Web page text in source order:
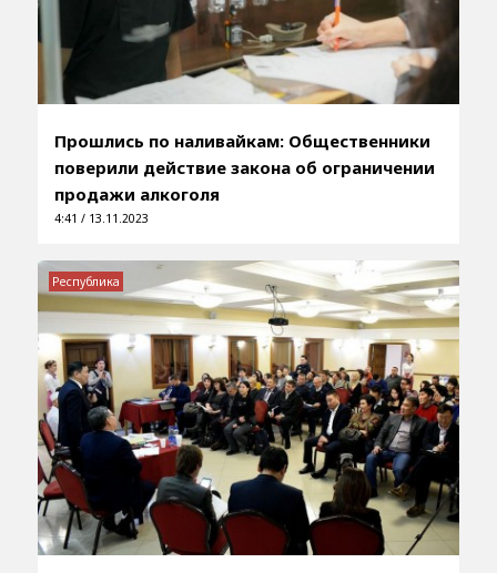
Прошлись по наливайкам: Общественники
поверили действие закона об ограничении
продажи алкоголя
4:41 / 13.11.2023
Республика